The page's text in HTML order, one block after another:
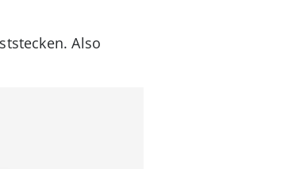
Also